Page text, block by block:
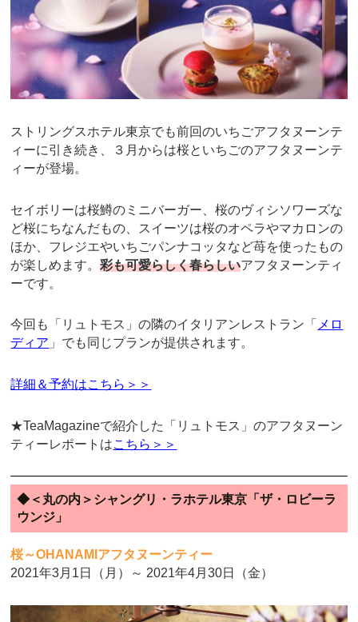
ストリングスホテル東京でも前回のいちごアフタヌーンテ
ィーに引き続き、３月からは桜といちごのアフタヌーンテ
ィーが登場。
セイボリーは桜鱒のミニバーガー、桜のヴィシソワーズな
ど桜にちなんだもの、スイーツは桜のオペラやマカロンの
ほか、フレジエやいちごパンナコッタなど苺を使ったもの
が楽しめます。彩も可愛らしく春らしいアフタヌーンティ
ーです。
今回も「リュトモス」の隣のイタリアンレストラン「 メロ
ディア 」でも同じプランが提供されます。
詳細＆予約はこちら＞＞
★TeaMagazineで紹介した「リュトモス」のアフタヌーン
ティーレポートはこちら＞＞
◆＜丸の内＞シャングリ・ラホテル東京「ザ・ロビーラ
ウンジ」
桜～OHANAMIアフタヌーンティー
2021年3月1日（月）～ 2021年4月30日（金）